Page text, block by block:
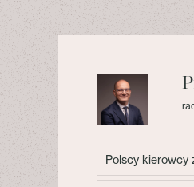
Polscy kierowcy